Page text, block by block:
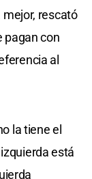
mejor, rescató
pagan con
al
la tiene el
está